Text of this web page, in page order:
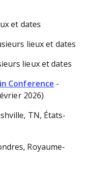
et dates
lieux et dates
lieux et dates
Conference -
2026)
TN, États-
Royaume-